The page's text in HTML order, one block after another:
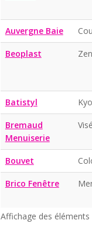
Auvergne Baie
Beoplast
Batistyl
Bremaud
Menuiserie
Bouvet
Brico Fenêtre
Affichage des